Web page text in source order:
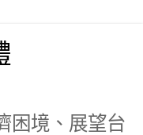
困境、展望台